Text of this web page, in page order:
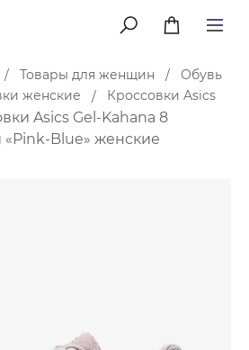
меню
/ Товары для женщин /
Обувь
женские /
Кроссовки Asics
Asics Gel-Kahana 8
Blue» женские